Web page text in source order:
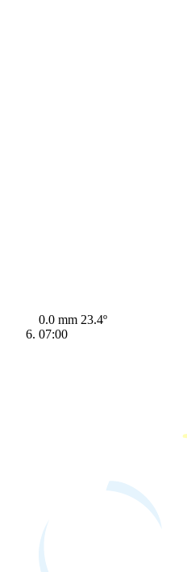
0.0 mm 23.4º
07:00